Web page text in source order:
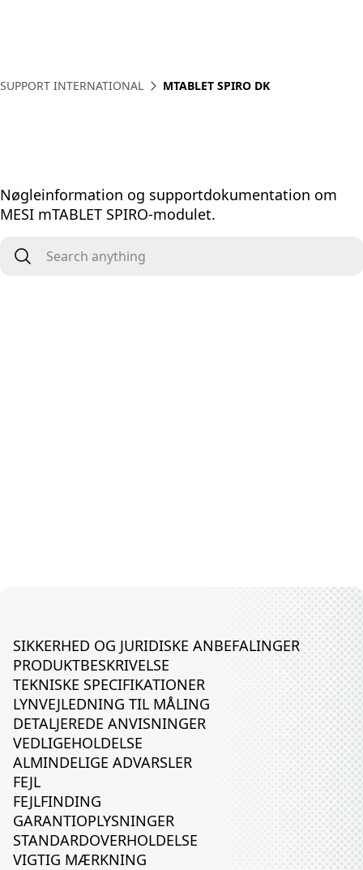
SUPPORT INTERNATIONAL MTABLET SPIRO DK
Nøgleinformation og supportdokumentation om
MESI mTABLET SPIRO-modulet.
SIKKERHED OG JURIDISKE ANBEFALINGER
PRODUKTBESKRIVELSE
TEKNISKE SPECIFIKATIONER
LYNVEJLEDNING TIL MÅLING
DETALJEREDE ANVISNINGER
VEDLIGEHOLDELSE
ALMINDELIGE ADVARSLER
FEJL
FEJLFINDING
GARANTIOPLYSNINGER
STANDARDOVERHOLDELSE
VIGTIG MÆRKNING